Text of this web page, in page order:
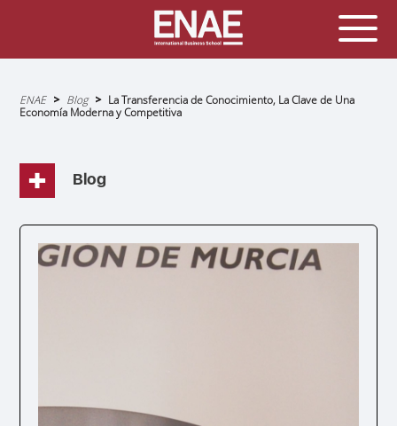
Sobrescribir
enlaces
de
navegación
ENAE Blog
La Transferencia de Conocimiento, La Clave de Una
Economía Moderna y Competitiva
Blog